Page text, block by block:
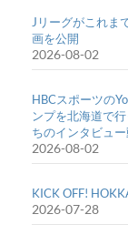
Jリーグがこれま
画を公開
2026-08-02
HBCスポーツの
ンプを北海道で
ちのインタビュ
2026-08-02
KICK OFF!
2026-07-28